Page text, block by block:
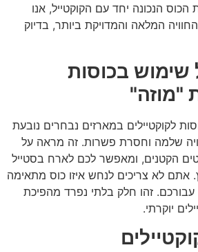
הנכונה יחד עם הקוקטייל, אנו
המלאה והמדויקת ביותר, בדיוק
שימוש בכוסות
"מוזה"
לקוקטיילים במארזים נבחרים נובעת
שלמה וחסרת פשרות. זה מראה על
הקטנים, ומאפשר לכם לארח בסטייל
אתם לא צריכים לנחש איזו כוס מתאימה
עבורכם. זהו חלק בלתי נפרד מהפיכת
יוקרתי.